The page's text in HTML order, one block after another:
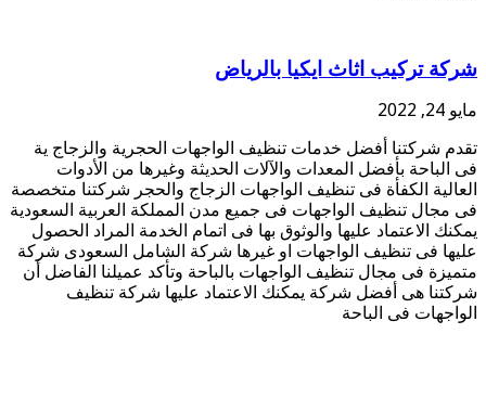
شركة تركيب اثاث ايكيا بالرياض
مايو 24, 2022
تقدم شركتنا أفضل خدمات تنظيف الواجهات الحجرية والزجاج ية
فى الباحة بأفضل المعدات والآلات الحديثة وغيرها من الأدوات
العالية الكفأة فى تنظيف الواجهات الزجاج والحجر شركتنا متخصصة
فى مجال تنظيف الواجهات فى جميع مدن المملكة العربية السعودية
يمكنك الاعتماد عليها والوثوق بها فى اتمام الخدمة المراد الحصول
عليها فى تنظيف الواجهات او غيرها شركة الشامل السعودى شركة
متميزة فى مجال تنظيف الواجهات بالباحة وتأكد عميلنا الفاضل أن
شركتنا هى أفضل شركة يمكنك الاعتماد عليها شركة تنظيف
الواجهات فى الباحة